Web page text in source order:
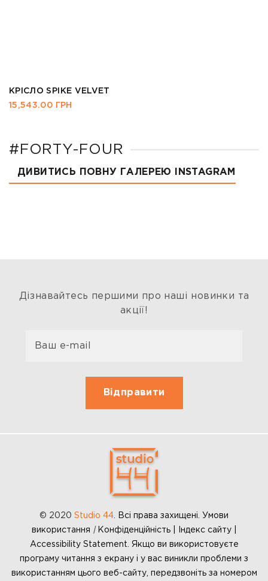
КРІСЛО SPIKE VELVET
15,543.00 ГРН
#FORTY-FOUR
ДИВИТИСЬ ПОВНУ ГАЛЕРЕЮ INSTAGRAM
Дізнавайтесь першими про наші новинки та
акції!
© 2020 Studio 44
Всі права захищені. Умови
використання | Конфіденційність | Індекс сайту |
Accessibility Statement. Якщо ви використовуєте
програму читання з екрану і у вас виникли проблеми з
використанням цього веб-сайту, передзвоніть за номером